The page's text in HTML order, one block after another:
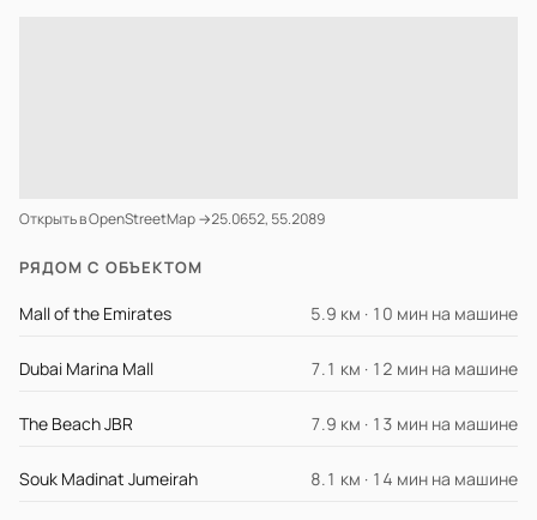
Открыть в OpenStreetMap →25.0652, 55.2089
РЯДОМ С ОБЪЕКТОМ
Mall of the Emirates 5.9 км · 10 мин на машине
Dubai Marina Mall 7.1 км · 12 мин на машине
The Beach JBR 7.9 км · 13 мин на машине
Souk Madinat Jumeirah 8.1 км · 14 мин на машине